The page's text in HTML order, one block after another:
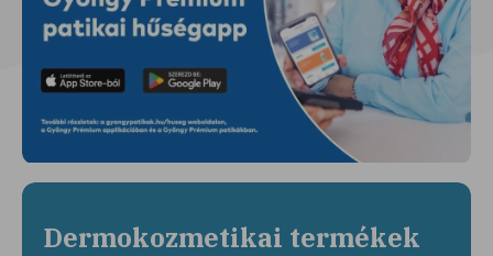
Dermokozmetikai termékek